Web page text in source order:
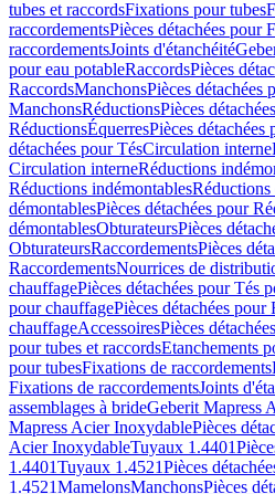
tubes et raccordsFixations pour tubes
raccordementsPièces détachées pour
raccordementsJoints d'étanchéité
pour eau potableRaccordsPièces
RaccordsManchonsPièces détachées
ManchonsRéductionsPièces
RéductionsÉquerresPièces détachées
détachées pour TésCirculation interne
Circulation interneRéductions
Réductions indémontablesRéductions
démontablesPièces détachées pour
démontablesObturateursPièces
ObturateursRaccordementsPièces
RaccordementsNourrices de
chauffagePièces détachées pour Tés
pour chauffagePièces détachées pour
chauffageAccessoiresPièces
pour tubes et raccordsEtanchements
pour tubesFixations de raccordements
Fixations de raccordementsJoints
assemblages à brideGeberit Mapress
Mapress Acier InoxydablePièces
Acier InoxydableTuyaux 1.4401
1.4401Tuyaux 1.4521Pièces
1.4521MamelonsManchonsPièces